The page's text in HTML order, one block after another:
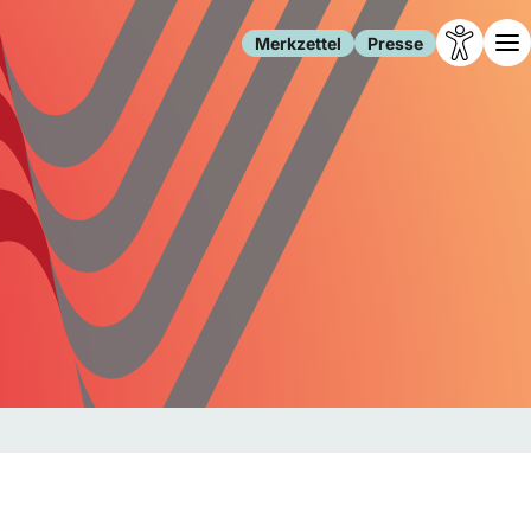
Merkzettel Presse
Leben
Familie
Freizeit
Gesundheit
Internet
Gesellschaft
Forschung
Migration
Polizei